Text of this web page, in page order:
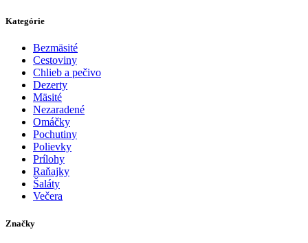
Kategórie
Bezmäsité
Cestoviny
Chlieb a pečivo
Dezerty
Mäsité
Nezaradené
Omáčky
Pochutiny
Polievky
Prílohy
Raňajky
Šaláty
Večera
Značky